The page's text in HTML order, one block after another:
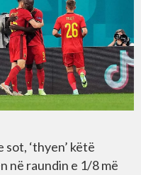
‘thyen’ këtë
në raundin e 1/8 më